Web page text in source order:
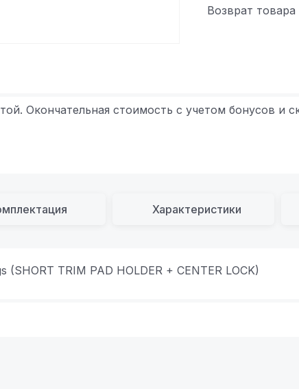
Возврат
Окончательная стоимость с учетом бонусов и
Характеристики
(SHORT TRIM PAD HOLDER + CENTER LOCK)